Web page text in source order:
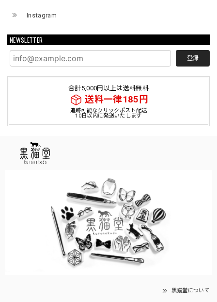
Instagram
NEWSLETTER
登録
合計5,000円以上は送料無料
送料一律185円
追跡可能なクリックポスト配送
10日以内に発送いたします
黒猫堂について